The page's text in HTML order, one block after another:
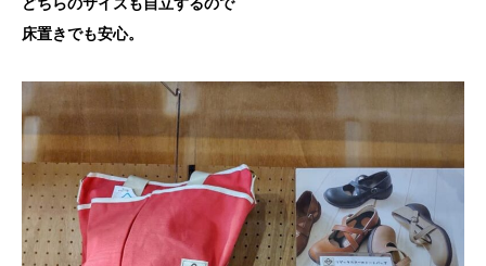
床置きでも安心。